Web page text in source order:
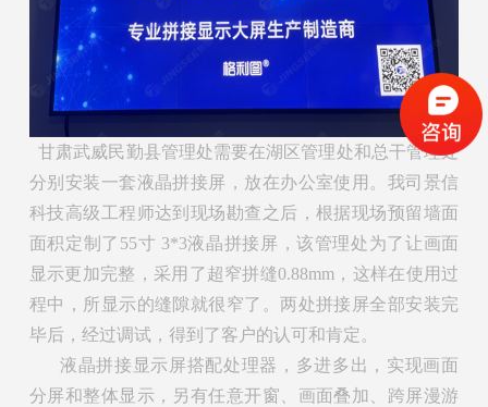
甘肃武威民勤县管理处需要在湖区管理处和总干管理处
分别安装一套液晶拼接屏，放在办公室使用。我司景信
科技高级工程师达到现场勘查之后，根据现场预留墙面
面积定制了55寸 3*3液晶拼接屏，该管理处为了让画面
显示更加完整，采用了超窄拼缝0.88mm，这样在使用过
程中，所显示的缝隙就很窄了。两处拼接屏全部安装完
毕后，经过调试，得到了客户的认可和肯定。
液晶拼接显示屏搭配处理器，多进多出，实现画面
分屏和整体显示，另有任意开窗、画面叠加、跨屏漫游